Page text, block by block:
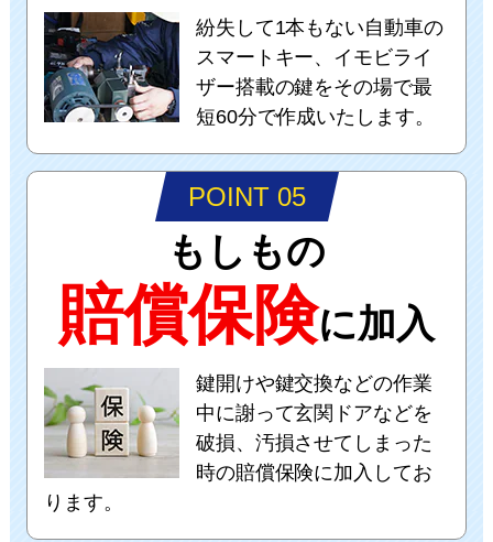
紛失して1本もない自動車の
スマートキー、イモビライ
ザー搭載の鍵をその場で最
短60分で作成いたします。
POINT 05
もしもの
賠償保険に加入
鍵開けや鍵交換などの作業
中に謝って玄関ドアなどを
破損、汚損させてしまった
時の賠償保険に加入してお
ります。